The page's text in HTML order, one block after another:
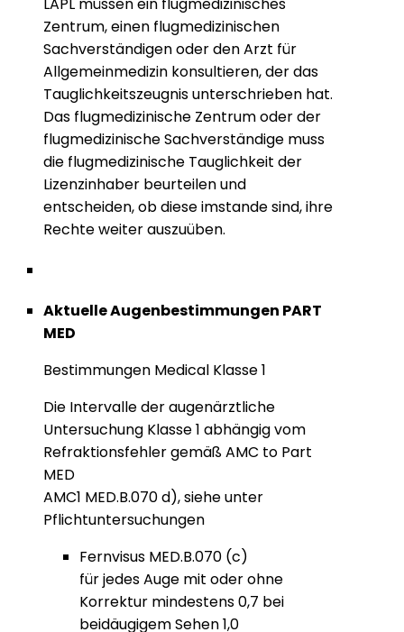
LAPL müssen ein flugmedizinisches
Zentrum, einen flugmedizinischen
Sachverständigen oder den Arzt für
Allgemeinmedizin konsultieren, der das
Tauglichkeitszeugnis unterschrieben hat.
Das flugmedizinische Zentrum oder der
flugmedizinische Sachverständige muss
die flugmedizinische Tauglichkeit der
Lizenzinhaber beurteilen und
entscheiden, ob diese imstande sind, ihre
Rechte weiter auszuüben.
Aktuelle Augenbestimmungen PART
MED
Bestimmungen Medical Klasse 1
Die Intervalle der augenärztliche
Untersuchung Klasse 1 abhängig vom
Refraktionsfehler gemäß AMC to Part
MED
AMC1 MED.B.070 d), siehe unter
Pflichtuntersuchungen
Fernvisus MED.B.070 (c)
für jedes Auge mit oder ohne
Korrektur mindestens 0,7 bei
beidäugigem Sehen 1,0